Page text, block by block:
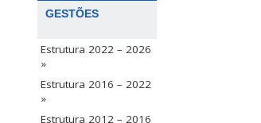
GESTÕES
Estrutura 2022 – 2026
»
Estrutura 2016 – 2022
»
Estrutura 2012 – 2016